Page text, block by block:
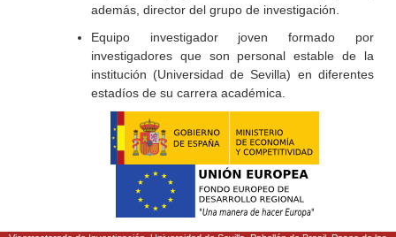
además, director del grupo de investigación.
Equipo investigador joven formado por
investigadores que son personal estable de la
institución (Universidad de Sevilla) en diferentes
estadíos de su carrera académica.